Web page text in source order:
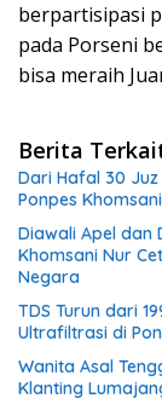
berpartisipasi
pada Porseni
bisa meraih
Berita
Dari Hafal 30 Juz
Ponpes
Diawali Apel dan
Khomsani Nur
Negara
TDS Turun dari
Ultrafiltrasi di
Wanita Asal
Klanting